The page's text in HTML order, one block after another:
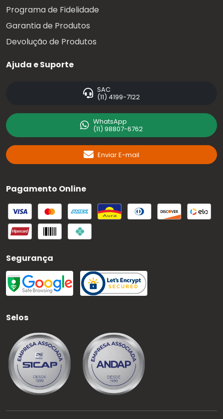
Programa de Fidelidade
Garantia de Produtos
Devolução de Produtos
Ajuda e Suporte
SAC
(11) 4199-7122
WhatsApp
(11) 98807-6762
Enviar E-mail
Pagamento Online
Segurança
Selos